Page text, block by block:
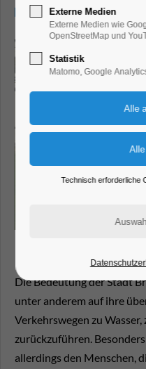
21.07.2026,
Die Bedeutung der Stadt
unter anderem auf ihre
Verkehrswegen zu
zurückzuführen.
allerdings den Menschen,
Externe Medien
Externe Medien wie
OpenStreetMap und
Statistik
Matomo, Google
Technisch erforderliche